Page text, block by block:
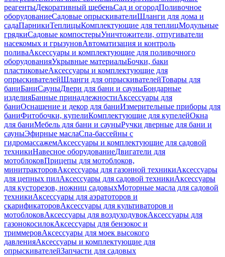
реагентыДекоративный щебеньСад и огородПоливочное
оборудованиеСадовые опрыскивателиШланги для дома и
садаПарникиТеплицыКомплектующие для теплицМодульные
грядкиСадовые компостерыУничтожители, отпугиватели
насекомых и грызуновАвтоматизация и контроль
поливаАксессуары и комплектующие для поливочного
оборудованияУкрывные материалыБочки, баки
пластиковыеАксессуары и комплектующие для
опрыскивателейШланги для опрыскивателейТовары для
баниБаниСауныДвери для бани и сауныБондарные
изделияБанные принадлежностиАксессуары для
баниОснащение и декор для баниИзмерительные приборы для
баниФитобочки, купелиКомплектующие для купелейОкна
для баниМебель для бани и сауныРучки дверные для бани и
сауныЭфирные маслаСпа-бассейны с
гидромассажемАксессуары и комплектующие для садовой
техникиНавесное оборудованиеДвигатели для
мотоблоковПрицепы для мотоблоков,
минитракторовАксессуары для газонной техникиАксессуары
для цепных пилАксессуары для садовой техникиАксессуары
для кусторезов, ножниц садовыхМоторные масла для садовой
техникиАксессуары для аэратоторов и
скарификаторовАксессуары для культиваторов и
мотоблоковАксессуары для воздуходувокАксессуары для
газонокосилокАксессуары для бензокос и
триммеровАксессуары для моек высокого
давленияАксессуары и комплектующие для
опрыскивателейЗапчасти для садовых